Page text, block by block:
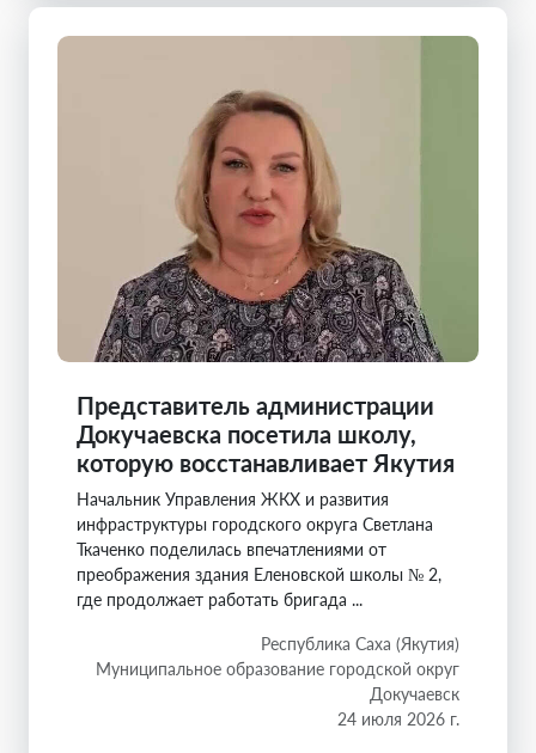
Представитель администрации
Докучаевска посетила школу,
которую восстанавливает Якутия
Начальник Управления ЖКХ и развития
инфраструктуры городского округа Светлана
Ткаченко поделилась впечатлениями от
преображения здания Еленовской школы № 2,
где продолжает работать бригада ...
Республика Саха (Якутия)
Муниципальное образование городской округ
Докучаевск
24 июля 2026 г.